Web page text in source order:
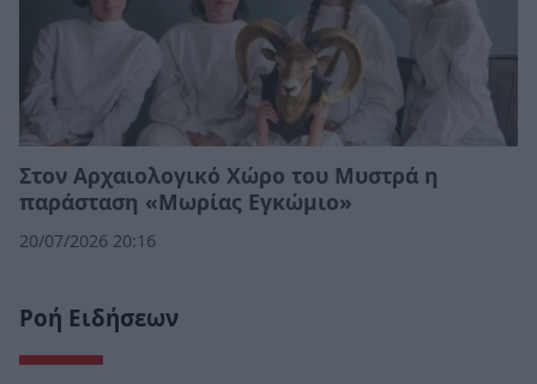
Στον Αρχαιολογικό Χώρο του Μυστρά η
παράσταση «Μωρίας Εγκώμιο»
20/07/2026 20:16
Ροή Ειδήσεων